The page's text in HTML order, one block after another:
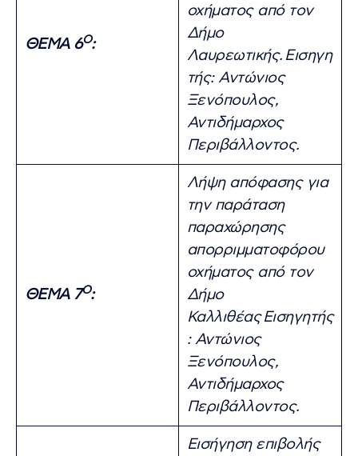
ΘΕΜΑ 6Ο:
οχήματος από τον
Δήμο
Λαυρεωτικής. Εισηγη
τής: Αντώνιος
Ξενόπουλος,
Αντιδήμαρχος
Περιβάλλοντος.
ΘΕΜΑ 7Ο:
Λήψη απόφασης για
την παράταση
παραχώρησης
απορριμματοφόρου
οχήματος από τον
Δήμο
Καλλιθέας Εισηγητής
: Αντώνιος
Ξενόπουλος,
Αντιδήμαρχος
Περιβάλλοντος.
Εισήγηση επιβολής